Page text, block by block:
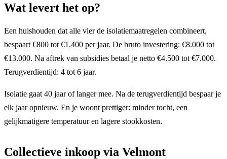
Wat levert het op?
Een huishouden dat alle vier de isolatiemaatregelen combineert,
bespaart €800 tot €1.400 per jaar. De bruto investering: €8.000 tot
€13.000. Na aftrek van subsidies betaal je netto €4.500 tot €7.000.
Terugverdientijd: 4 tot 6 jaar.
Isolatie gaat 40 jaar of langer mee. Na de terugverdientijd bespaar je
elk jaar opnieuw. En je woont prettiger: minder tocht, een
gelijkmatigere temperatuur en lagere stookkosten.
Collectieve inkoop via Velmont